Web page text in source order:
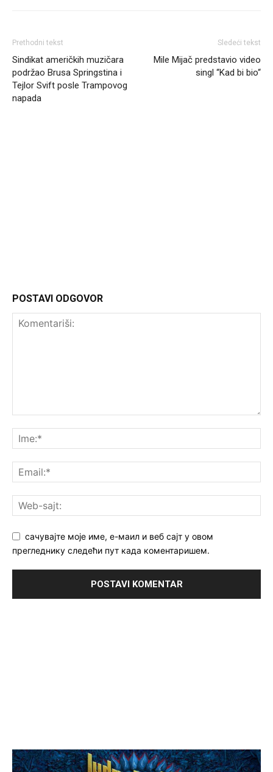
Prethodni tekst
Sindikat američkih muzičara
podržao Brusa Springstina i
Tejlor Svift posle Trampovog
napada
Sledeći tekst
Mile Mijač predstavio video
singl “Kad bi bio“
POSTAVI ODGOVOR
сачувајте моје име, е-маил и веб сајт у овом
прегледнику следећи пут када коментаришем.